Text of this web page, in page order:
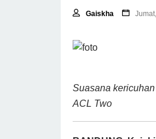
Gaiskha
Suasana
ACL Two